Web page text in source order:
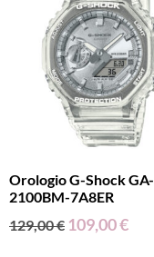
Orologio G-Shock GA-
2100BM-7A8ER
129,00€ 109,00€